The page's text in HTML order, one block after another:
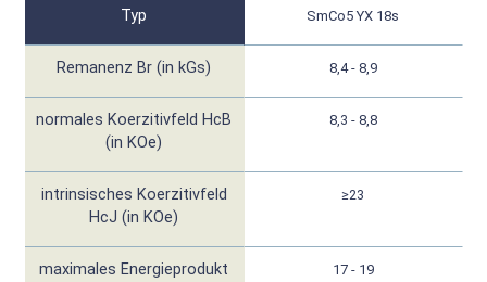
Typ SmCo5 YX 18s
Remanenz Br (in kGs) 8,4 - 8,9
normales Koerzitivfeld HcB
(in KOe)
8,3 - 8,8
intrinsisches Koerzitivfeld
HcJ (in KOe)
≥23
maximales Energieprodukt
17 - 19